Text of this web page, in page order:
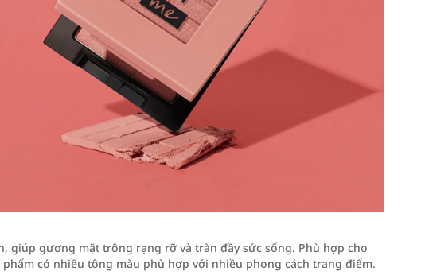
giúp gương mặt trông rạng rỡ và tràn đầy sức sống. Phù hợp cho
có nhiều tông màu phù hợp với nhiều phong cách trang điểm.